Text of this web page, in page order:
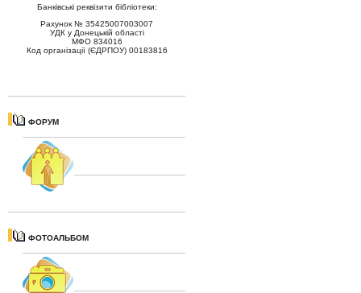
Банківські реквізити бібліотеки:
Рахунок № 35425007003007
УДК у Донецькій області
МФО 834016
Код організації (ЄДРПОУ) 00183816
ФОРУМ
ФОТОАЛЬБОМ